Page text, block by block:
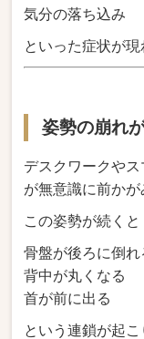
気分の落ち込み
といった症状が現
姿勢の崩れ
デスクワークや
が無意識に前かが
この姿勢が続くと
骨盤が後ろに倒れ
背中が丸くなる
首が前に出る
という連鎖が起こ